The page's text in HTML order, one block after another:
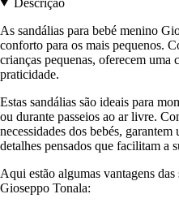
As sandálias para bebé menino
conforto para os mais pequenos.
crianças pequenas, oferecem
praticidade.
Estas sandálias são ideais para
ou durante passeios ao ar livre.
necessidades dos bebés,
detalhes pensados que facilitam a
Aqui estão algumas vantagens
Gioseppo Tonala: